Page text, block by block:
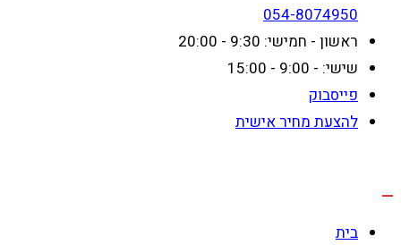
054-8074950
ראשון - חמישי: 9:30 - 20:00
שישי: - 9:00 - 15:00
פייסבוק
להצעת מחיר אישית
בית